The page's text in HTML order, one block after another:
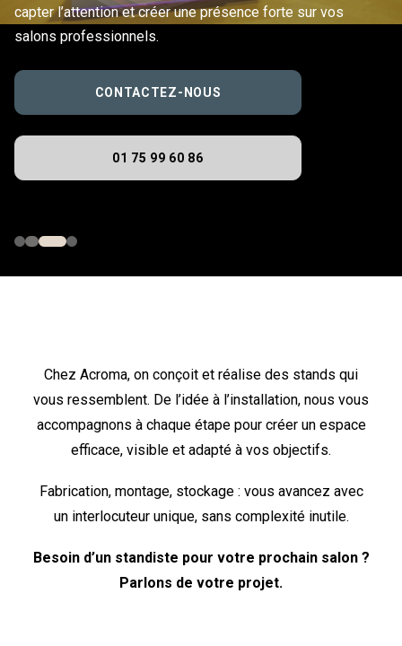
capter l’attention et créer une présence forte sur vos
salons professionnels.
CONTACTEZ-NOUS
01 75 99 60 86
Chez Acroma, on conçoit et réalise des stands qui
vous ressemblent. De l’idée à l’installation, nous vous
accompagnons à chaque étape pour créer un espace
efficace, visible et adapté à vos objectifs.
Fabrication, montage, stockage : vous avancez avec
un interlocuteur unique, sans complexité inutile.
Besoin d’un standiste pour votre prochain salon ?
Parlons de votre projet.